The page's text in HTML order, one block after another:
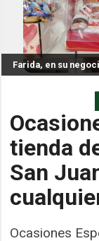
tienda
San
Ocasiones
Farida, en su